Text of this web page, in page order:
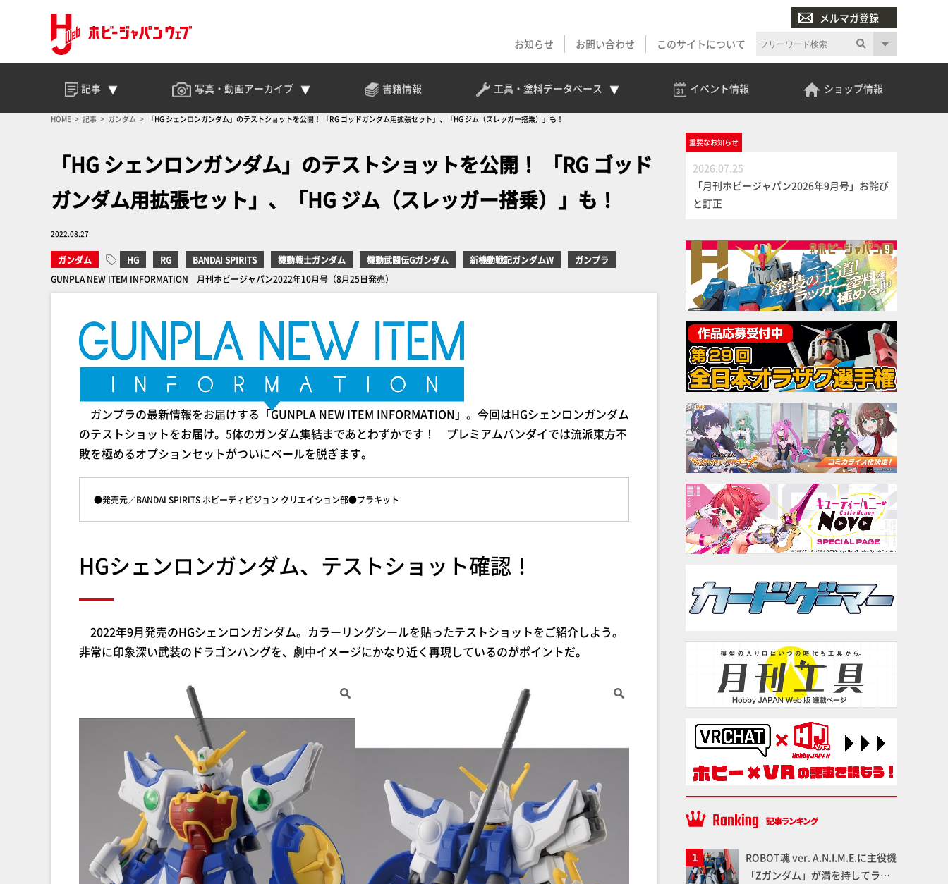
メルマガ登録
お知らせ
お問い合わせ このサイトについて
記事 写真・動画アーカイブ 書籍情報 工具・塗料データベース イベント情報 ショップ情報
HOME 記事 ガンダム 「HG シェンロンガンダム」のテストショットを公開！ 「RG ゴッドガンダム用拡張セット」、「HG ジム（スレッガー搭乗）」も！
「HG シェンロンガンダム」のテストショットを公開！ 「RG ゴッド
ガンダム用拡張セット」、「HG ジム（スレッガー搭乗）」も！
2022.08.27
ガンダム HG RG BANDAI SPIRITS 機動戦士ガンダム 機動武闘伝Gガンダム 新機動戦記ガンダムW
ガンプラ
GUNPLA NEW ITEM INFORMATION 月刊ホビージャパン2022年10月号（8月25日発売）
ガンプラの最新情報をお届けする「GUNPLA NEW ITEM INFORMATION」。今回はHGシェンロンガンダム
のテストショットをお届け。5体のガンダム集結まであとわずかです！ プレミアムバンダイでは流派東方不
敗を極めるオプションセットがついにベールを脱ぎます。
●発売元／BANDAI SPIRITS ホビーディビジョン クリエイション部●プラキット
HGシェンロンガンダム、テストショット確認！
2022年9月発売のHGシェンロンガンダム。カラーリングシールを貼ったテストショットをご紹介しよう。
非常に印象深い武装のドラゴンハングを、劇中イメージにかなり近く再現しているのがポイントだ。
重要なお知らせ
2026.07.25
「月刊ホビージャパン2026年9月号」お詫び
と訂正
ROBOT魂 ver. A.N.I.M.E.に主役機
「Zガンダム」が満を持してライ